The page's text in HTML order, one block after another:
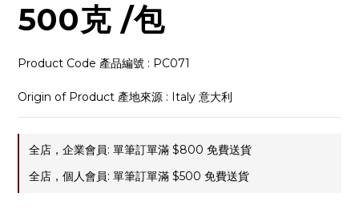
500克 /包
Product Code 產品編號 : PC071
Origin of Product 產地來源 : Italy 意大利
全店，企業會員: 單筆訂單滿 $800 免費送貨
全店，個人會員: 單筆訂單滿 $500 免費送貨